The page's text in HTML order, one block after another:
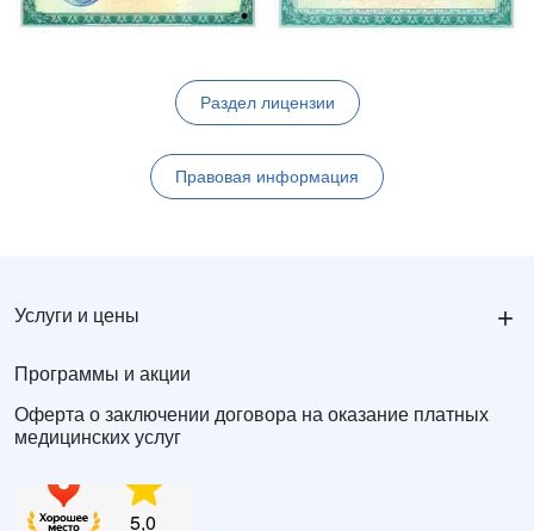
Раздел лицензии
Правовая информация
Услуги и цены +
Программы и акции
Оферта о заключении договора на оказание платных
медицинских услуг